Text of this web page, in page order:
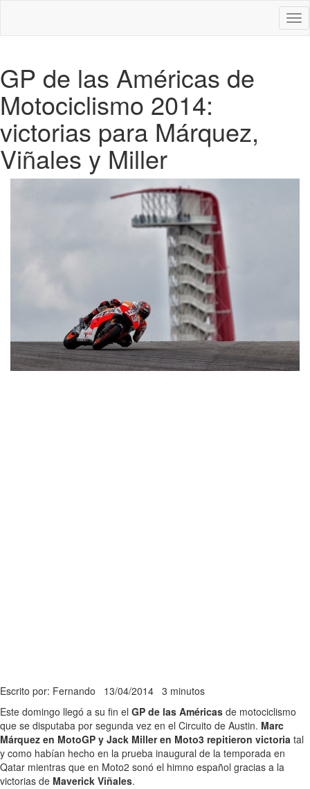
GP de las Américas de
Motociclismo 2014:
victorias para Márquez,
Viñales y Miller
Escrito por: Fernando 13/04/2014 3 minutos
Este domingo llegó a su fin el GP de las Américas de motociclismo
que se disputaba por segunda vez en el Circuito de Austin. Marc
Márquez en MotoGP y Jack Miller en Moto3 repitieron victoria tal
y como habían hecho en la prueba inaugural de la temporada en
Qatar mientras que en Moto2 sonó el himno español gracias a la
victorias de Maverick Viñales.